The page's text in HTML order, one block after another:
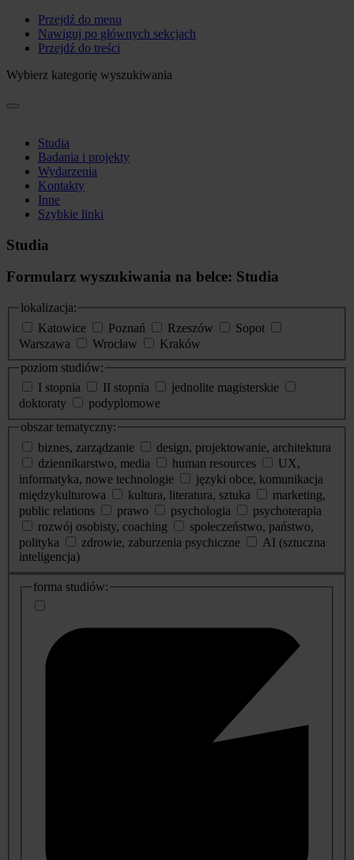
Przejdź do menu
Nawiguj po głównych sekcjach
Przejdź do treści
Wybierz kategorię wyszukiwania
Studia
Badania i projekty
Wydarzenia
Kontakty
Inne
Szybkie linki
Studia
Formularz wyszukiwania na belce: Studia
lokalizacja:
Katowice
Poznań Rzeszów
Sopot
Warszawa
Wrocław
Kraków
poziom studiów:
I stopnia
II stopnia
jednolite magisterskie
doktoraty
podyplomowe
obszar tematyczny:
biznes, zarządzanie
design, projektowanie, architektura
dziennikarstwo, media
human resources
UX,
informatyka, nowe technologie
języki obce, komunikacja
międzykulturowa
kultura, literatura, sztuka
marketing,
public relations
prawo psychologia
psychoterapia
rozwój osobisty, coaching
społeczeństwo, państwo,
polityka
zdrowie, zaburzenia psychiczne
AI (sztuczna
inteligencja)
dodatkowe
informacje
forma studiów: